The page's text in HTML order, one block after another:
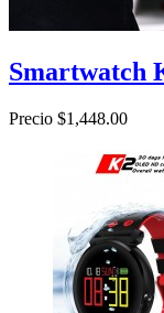
Smartwatch
Precio $1,448.00